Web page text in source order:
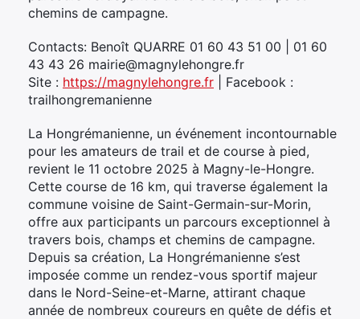
chemins de campagne.
Contacts: Benoît QUARRE 01 60 43 51 00 | 01 60
43 43 26 mairie@magnylehongre.fr
Site : https://magnylehongre.fr | Facebook :
trailhongremanienne
La Hongrémanienne, un événement incontournable
pour les amateurs de trail et de course à pied,
revient le 11 octobre 2025 à Magny-le-Hongre.
Cette course de 16 km, qui traverse également la
commune voisine de Saint-Germain-sur-Morin,
offre aux participants un parcours exceptionnel à
travers bois, champs et chemins de campagne.
Depuis sa création, La Hongrémanienne s’est
imposée comme un rendez-vous sportif majeur
dans le Nord-Seine-et-Marne, attirant chaque
année de nombreux coureurs en quête de défis et